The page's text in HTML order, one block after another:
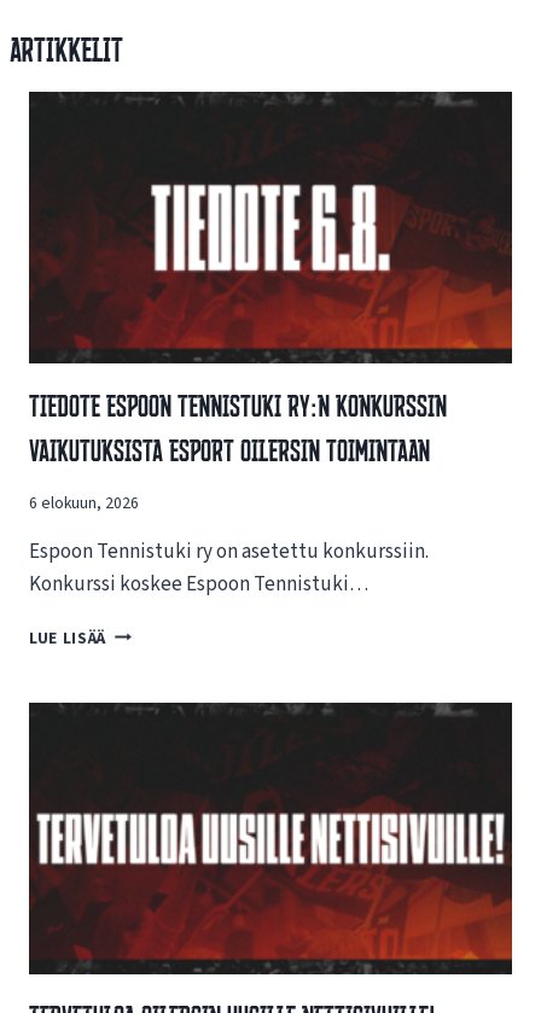
Artikkelit
Tiedote Espoon Tennistuki Ry:n Konkurssin
Vaikutuksista Esport Oilersin Toimintaan
6 elokuun, 2026
Espoon Tennistuki ry on asetettu konkurssiin.
Konkurssi koskee Espoon Tennistuki…
LUE LISÄÄ T
D
E
S
P
O
O
T